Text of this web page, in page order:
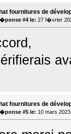
fournitures de
#4 le: 27 f�vrier
fournitures de
#5 le: 10 mars